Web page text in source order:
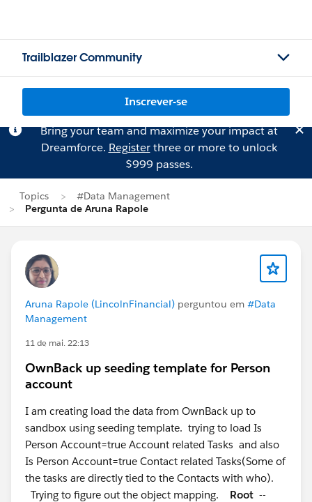
Trailblazer Community
Inscrever-se
Bring your team and maximize your impact at
Dreamforce. Registerthree or more to unlock
$999 passes.
Topics
#Data Management
Pergunta de Aruna Rapole
Aruna Rapole (LincolnFinancial) perguntou em #Data
Management
11 de mai. 22:13
OwnBack up seeding template for Person
account
I am creating load the data from OwnBack up to
sandbox using seeding template. trying to load Is
Person Account=true Account related Tasks and also
Is Person Account=true Contact related Tasks(Some of
the tasks are directly tied to the Contacts with who).
Trying to figure out the object mapping. Root --